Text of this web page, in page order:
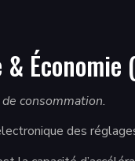
&
consommation.
des